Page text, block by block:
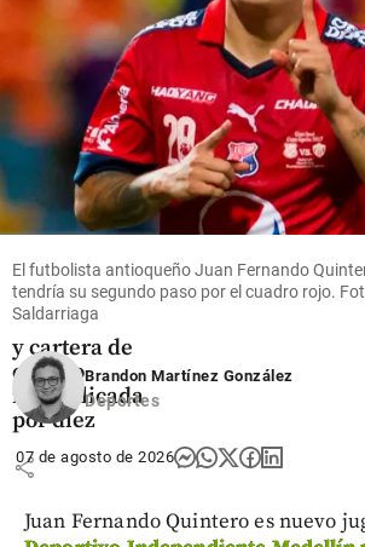
share
Tecnología
Nequi revela
con IA: 80%
de atención
automatizada
y cartera de
crédito
multiplicada
por diez
share
El futbolista antioqueño Juan Fernando
tendría su segundo paso por el cuadro rojo.
Saldarriaga
Brandon Martínez González
Deportes
07 de agosto de 2026
Juan Fernando Quintero es nuevo